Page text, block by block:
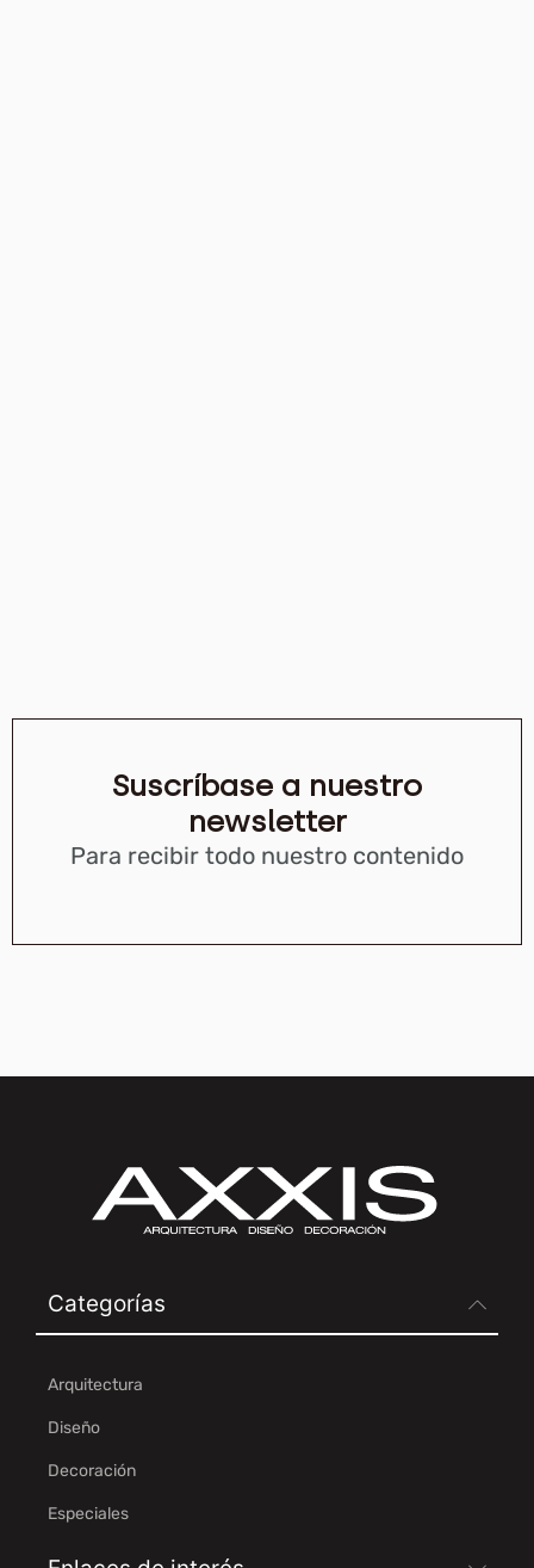
Suscríbase a nuestro
newsletter
Para recibir todo nuestro contenido
Categorías
Arquitectura
Diseño
Decoración
Especiales